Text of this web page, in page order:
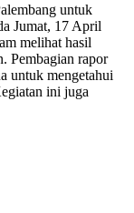
untuk
Jumat, 17 April
melihat hasil
Pembagian rapor
untuk mengetahui
ini juga